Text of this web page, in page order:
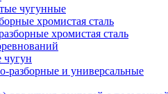
чугунные
хромистая сталь
хромистая сталь
чугун
разборные и универсальные